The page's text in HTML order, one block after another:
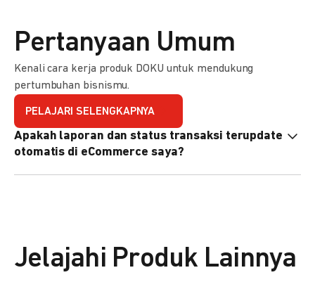
Pertanyaan Umum
Kenali cara kerja produk DOKU untuk mendukung
pertumbuhan bisnismu.
PELAJARI SELENGKAPNYA
Apakah laporan dan status transaksi terupdate
otomatis di eCommerce saya?
Jelajahi Produk Lainnya